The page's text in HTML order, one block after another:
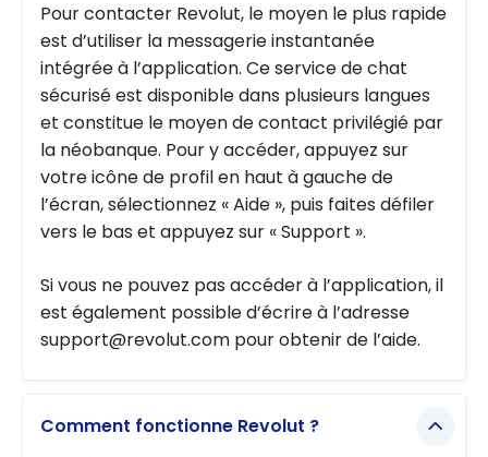
Pour contacter Revolut, le moyen le plus rapide
est d’utiliser la messagerie instantanée
intégrée à l’application. Ce service de chat
sécurisé est disponible dans plusieurs langues
et constitue le moyen de contact privilégié par
la néobanque. Pour y accéder, appuyez sur
votre icône de profil en haut à gauche de
l’écran, sélectionnez « Aide », puis faites défiler
vers le bas et appuyez sur « Support ».
Si vous ne pouvez pas accéder à l’application, il
est également possible d’écrire à l’adresse
support@revolut.com pour obtenir de l’aide.
Comment fonctionne Revolut ?